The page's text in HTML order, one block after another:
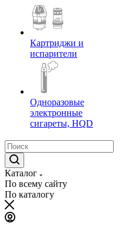
Картриджи и
испарители
Одноразовые
электронные
сигареты, HQD
Каталог
По всему сайту
По каталогу